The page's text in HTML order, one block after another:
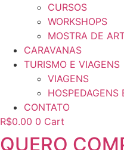
CURSOS
WORKSHOPS
MOSTRA DE
CARAVANAS
TURISMO E VIAGENS
VIAGENS
HOSPEDAGENS
CONTATO
R$0.00 0 Cart
QUERO